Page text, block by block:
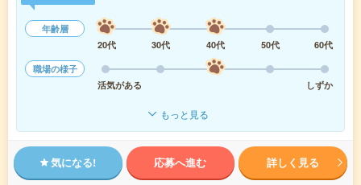
年齢層
20代
30代 40代 50代
60代
職場の様子
活気がある
しずか
もっと見る
気になる! 応募へ進む 詳しく見る